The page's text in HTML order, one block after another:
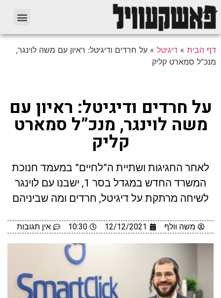
דף הבית » דיגיטל » על חרדים ודיגיטל: ראיון עם משה לוינגר,
מנכ”ל סמארט קליק
על חרדים ודיגיטל: ראיון עם
משה לוינגר, מנכ”ל סמארט
קליק
לאחר החגיגות ושתיית ה”לחיים” במעמד חנוכת
המשרד החדש במגדל בסר 1, ישבנו עם לוינגר
לשיחה מרתקת על דיגיטל, חרדים ומה שביניהם
משה וולף 12/12/2021
10:30 אין תגובות